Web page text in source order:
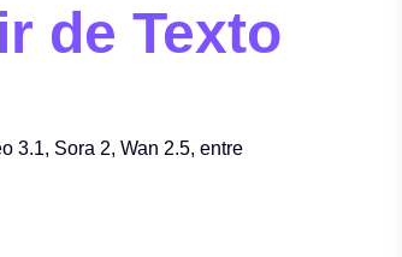
de Texto
3.1, Sora 2, Wan 2.5, entre